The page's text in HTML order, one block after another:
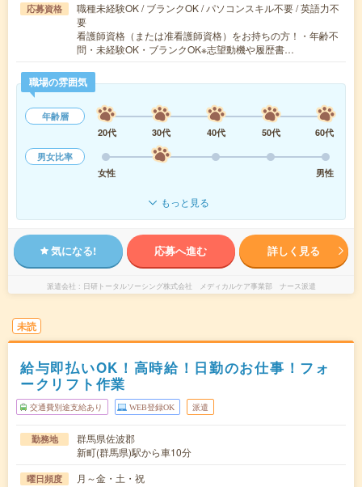
応募資格
職種未経験OK / ブランクOK / パソコンスキル不要 / 英語力不
要
看護師資格（または准看護師資格）をお持ちの方！・年齢不
問・未経験OK・ブランクOK※志望動機や履歴書…
職場の雰囲気
年齢層
20代
30代 40代 50代
60代
男女比率
女性
男性
もっと見る
気になる! 応募へ進む 詳しく見る
派遣会社 日研トータルソーシング株式会社 メディカルケア事業部 ナース派遣
未読
給与即払いOK！高時給！日勤のお仕事！フォ
ークリフト作業
交通費別途支給あり WEB登録OK 派遣
勤務地
群馬県佐波郡
新町(群馬県)駅から車10分
曜日頻度 月～金・土・祝